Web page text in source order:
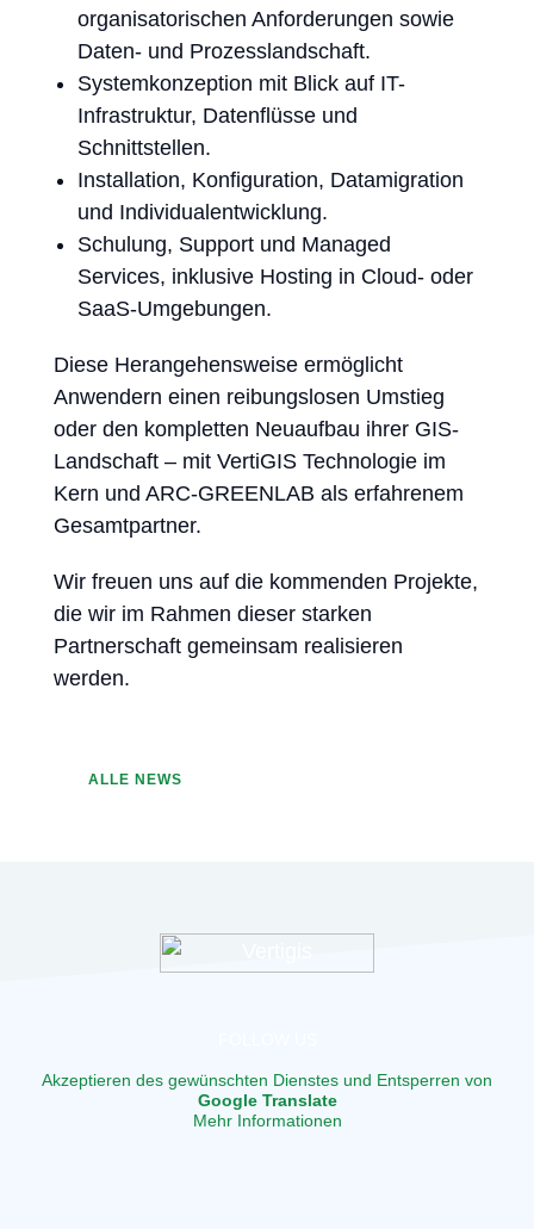
organisatorischen Anforderungen sowie
Daten- und Prozesslandschaft.
Systemkonzeption mit Blick auf IT-
Infrastruktur, Datenflüsse und
Schnittstellen.
Installation, Konfiguration, Datamigration
und Individualentwicklung.
Schulung, Support und Managed
Services, inklusive Hosting in Cloud- oder
SaaS-Umgebungen.
Diese Herangehensweise ermöglicht
Anwendern einen reibungslosen Umstieg
oder den kompletten Neuaufbau ihrer GIS-
Landschaft – mit VertiGIS Technologie im
Kern und ARC-GREENLAB als erfahrenem
Gesamtpartner.
Wir freuen uns auf die kommenden Projekte,
die wir im Rahmen dieser starken
Partnerschaft gemeinsam realisieren
werden.
ALLE NEWS
Akzeptieren des gewünschten Dienstes und Entsperren von
Google Translate
Mehr Informationen